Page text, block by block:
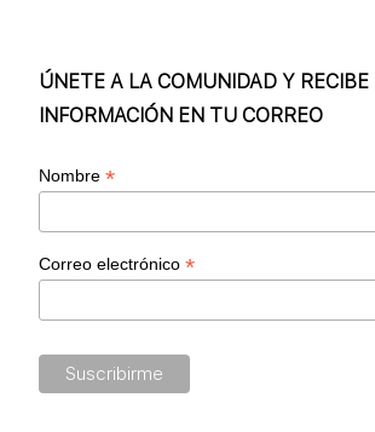
ÚNETE A LA COMUNIDAD Y RECIBE
INFORMACIÓN EN TU CORREO
Nombre*
Correo electrónico*